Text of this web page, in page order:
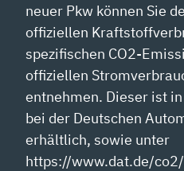
neuer Pkw können Sie
offiziellen
spezifischen CO2-
offiziellen
entnehmen. Dieser ist
bei der Deutschen
erhältlich, sowie unter
https://www.dat.de/